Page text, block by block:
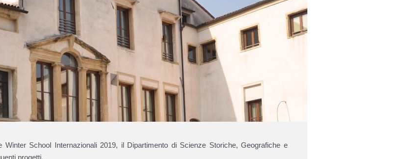
School Internazionali 2019, il Dipartimento di Scienze Storiche, Geografiche e